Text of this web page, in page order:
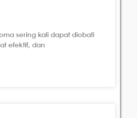
sering kali dapat diobati
efektif, dan